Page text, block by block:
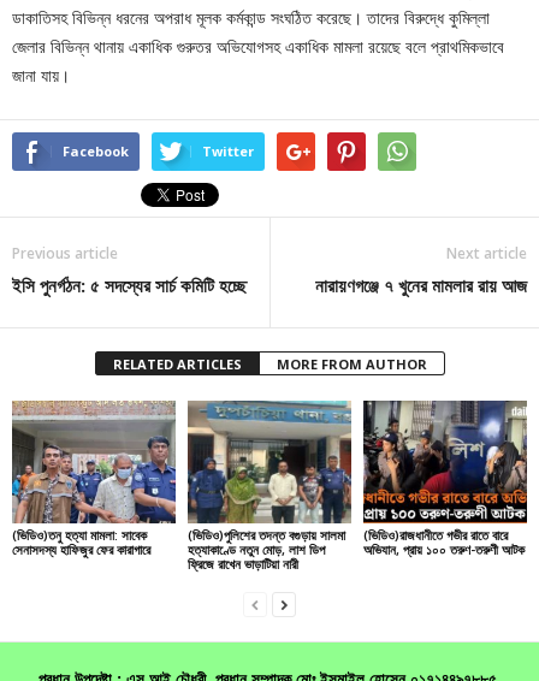
ডাকাতিসহ বিভিন্ন ধরনের অপরাধ মূলক কর্মকান্ড সংঘঠিত করেছে। তাদের বিরুদ্ধে কুমিল্লা
জেলার বিভিন্ন থানায় একাধিক গুরুতর অভিযোগসহ একাধিক মামলা রয়েছে বলে প্রাথমিকভাবে
জানা যায়।
Facebook Twitter
Previous article
ইসি পুনর্গঠন: ৫ সদস্যের সার্চ কমিটি হচ্ছে
Next article
নারায়ণগঞ্জে ৭ খুনের মামলার রায় আজ
RELATED ARTICLES MORE FROM AUTHOR
(ভিডিও)তনু হত্যা মামলা: সাবেক
সেনাসদস্য হাফিজুর ফের কারাগারে
(ভিডিও)পুলিশের তদন্ত বগুড়ায় সালমা
হত্যাকাণ্ডে নতুন মোড়, লাশ ডিপ
ফ্রিজে রাখেন ভাড়াটিয়া নারী
(ভিডিও)রাজধানীতে গভীর রাতে বারে
অভিযান, প্রায় ১০০ তরুণ-তরুণী আটক